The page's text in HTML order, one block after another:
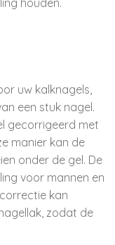
houden.
uw kalknagels,
een stuk nagel.
gecorrigeerd met
manier kan de
onder de gel. De
voor mannen en
kan
zodat de